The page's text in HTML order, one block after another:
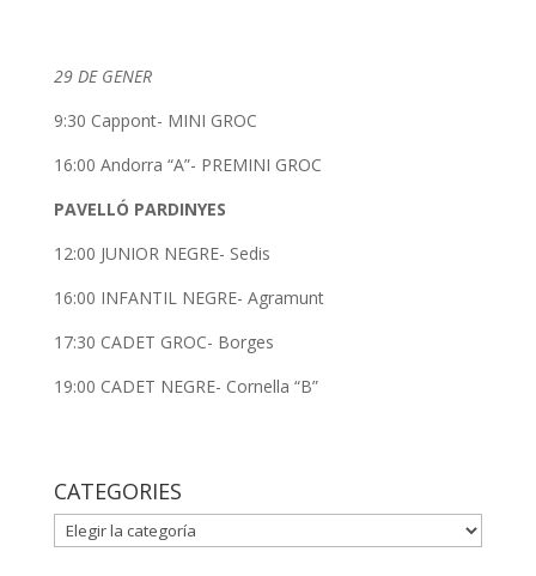
29 DE GENER
9:30 Cappont- MINI GROC
16:00 Andorra “A”- PREMINI GROC
PAVELLÓ PARDINYES
12:00 JUNIOR NEGRE- Sedis
16:00 INFANTIL NEGRE- Agramunt
17:30 CADET GROC- Borges
19:00 CADET NEGRE- Cornella “B”
CATEGORIES
CATEGORIES